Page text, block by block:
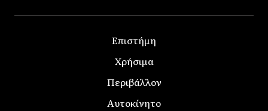
Επιστήμη
Χρήσιμα
Περιβάλλον
Αυτοκίνητο